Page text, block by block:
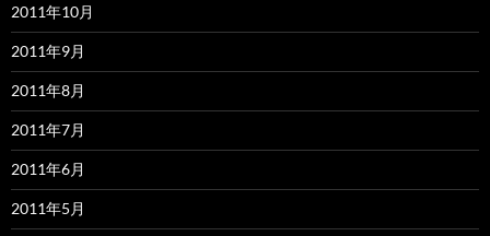
2011年10月
2011年9月
2011年8月
2011年7月
2011年6月
2011年5月